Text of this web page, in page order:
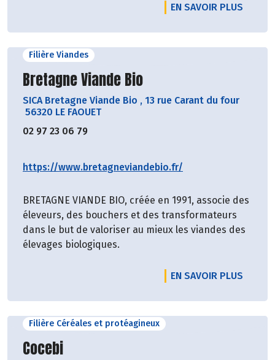
EN SAVOIR PLUS
Filière Viandes
Découvrir le producteur
Bretagne Viande Bio
SICA Bretagne Viande Bio , 13 rue Carant du four
56320 LE FAOUET
02 97 23 06 79
https://www.bretagneviandebio.fr/
BRETAGNE VIANDE BIO, créée en 1991, associe des
éleveurs, des bouchers et des transformateurs
dans le but de valoriser au mieux les viandes des
élevages biologiques.
EN SAVOIR PLUS
Filière Céréales et protéagineux
Découvrir le producteur
Cocebi